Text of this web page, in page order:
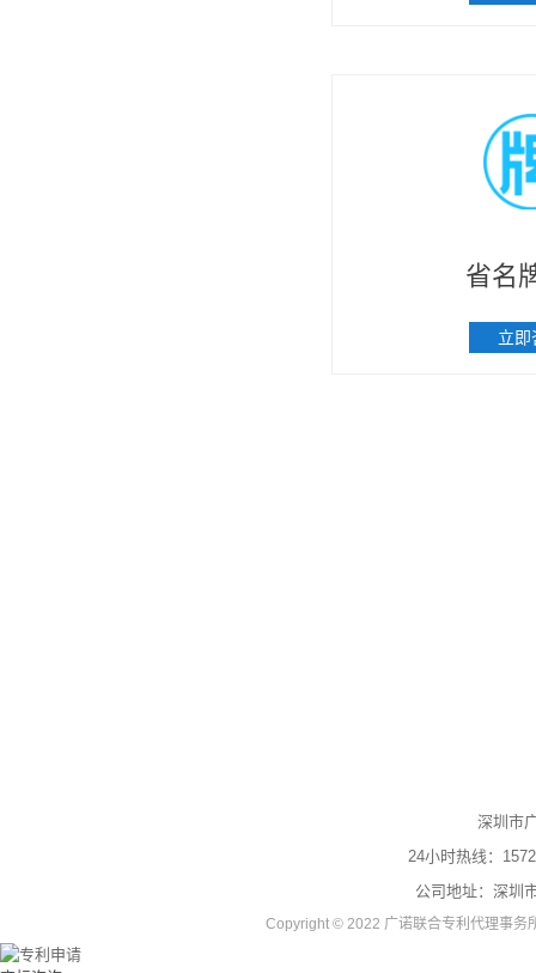
省名
立即
深圳市
24小时热线：
公司地址：深圳
Copyright © 2022 广诺联合专利代理事务